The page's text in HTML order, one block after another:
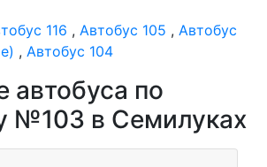
116 , Автобус 105 , Автобус
, Автобус 104
автобуса по
№103 в Семилуках